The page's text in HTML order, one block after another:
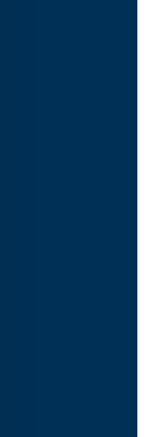
Navarra
de
de
de